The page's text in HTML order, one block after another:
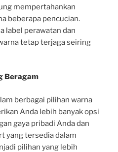
mempertahankan
beberapa pencucian.
label perawatan dan
tetap terjaga seiring
Beragam
berbagai pilihan warna
Anda lebih banyak opsi
gaya pribadi Anda dan
yang tersedia dalam
pilihan yang lebih